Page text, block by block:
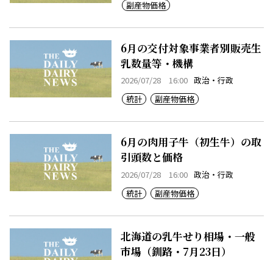
副産物価格
6月の交付対象事業者別販売生
乳数量等・機構
2026/07/28 16:00 政治・行政
統計
副産物価格
6月の肉用子牛（初生牛）の取
引頭数と価格
2026/07/28 16:00 政治・行政
統計
副産物価格
北海道の乳牛せり相場・一般
市場（釧路・7月23日）